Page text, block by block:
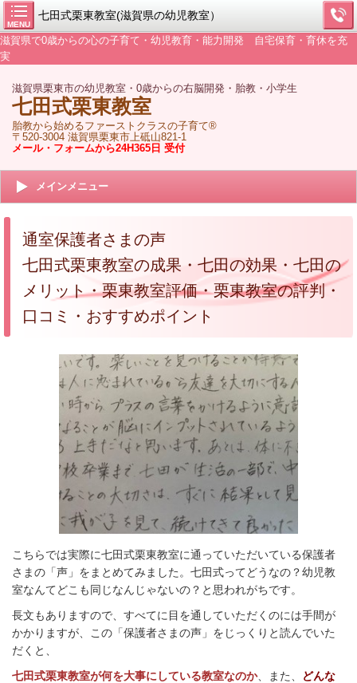
MENU
七田式栗東教室(滋賀県の幼児教室）
滋賀県で0歳からの心の子育て・幼児教育・能力開発 自宅保育・育休を充
実
滋賀県栗東市の幼児教室・0歳からの右脳開発・胎教・小学生
七田式栗東教室
胎教から始めるファーストクラスの子育て®
〒520-3004 滋賀県栗東市上砥山821-1
メール・フォームから24H365日 受付
メインメニュー
通室保護者さまの声
七田式栗東教室の成果・七田の効果・七田の
メリット・栗東教室評価・栗東教室の評判・
口コミ・おすすめポイント
こちらでは実際に七田式栗東教室に通っていただいている保護者
さまの「声」をまとめてみました。七田式ってどうなの？幼児教
室なんてどこも同じなんじゃないの？と思われがちです。
長文もありますので、すべてに目を通していただくのには手間が
かかりますが、この「保護者さまの声」をじっくりと読んでいた
だくと、
七田式栗東教室が何を大事にしている教室なのか、 また、
どんな